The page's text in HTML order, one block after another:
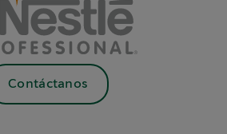
Contáctanos